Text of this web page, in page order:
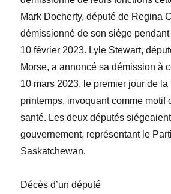
Mark Docherty, député de Regina
démissionné de son siège pendant
10 février 2023. Lyle Stewart,
Morse, a annoncé sa démission à
10 mars 2023, le premier jour de la
printemps, invoquant comme motif
santé. Les deux députés
gouvernement, représentant le
Saskatchewan.
Décès d’un député